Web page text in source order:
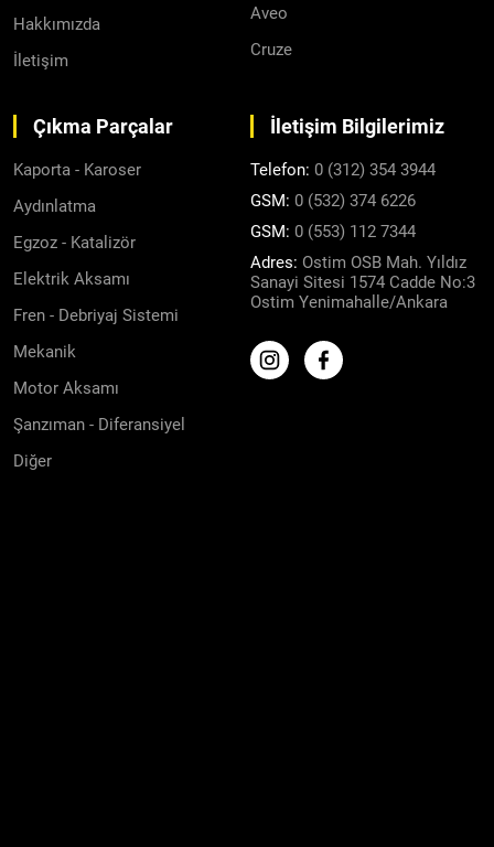
Hakkımızda
İletişim
Aveo
Cruze
Çıkma Parçalar
Kaporta - Karoser
Aydınlatma
Egzoz - Katalizör
Elektrik Aksamı
Fren - Debriyaj Sistemi
Mekanik
Motor Aksamı
Şanzıman - Diferansiyel
Diğer
İletişim Bilgilerimiz
Telefon: 0 (312) 354 3944
GSM: 0 (532) 374 6226
GSM: 0 (553) 112 7344
Adres: Ostim OSB Mah. Yıldız
Sanayi Sitesi 1574 Cadde No:3
Ostim Yenimahalle/Ankara